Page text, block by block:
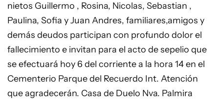
nietos Guillermo , Rosina, Nicolas, Sebastian ,
Paulina, Sofia y Juan Andres, familiares,amigos y
demás deudos participan con profundo dolor el
fallecimiento e invitan para el acto de sepelio que
se efectuará hoy 6 del corriente a la hora 14 en el
Cementerio Parque del Recuerdo Int. Atención
que agradecerán. Casa de Duelo Nva. Palmira